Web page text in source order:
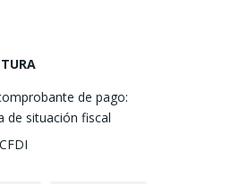
de pago:
de situación fiscal